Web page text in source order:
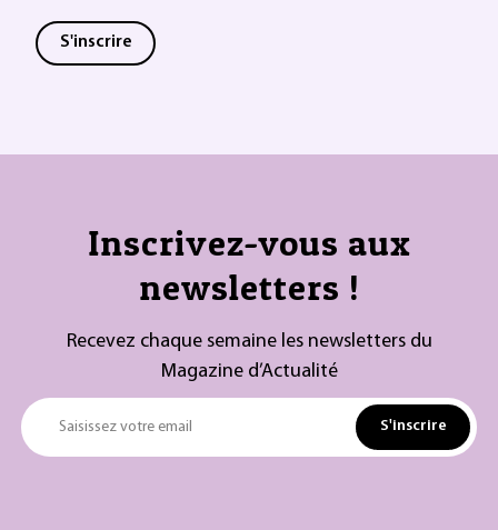
S'inscrire
Inscrivez-vous aux
newsletters !
Recevez chaque semaine les newsletters du
Magazine d’Actualité
Saisissez votre email S'inscrire